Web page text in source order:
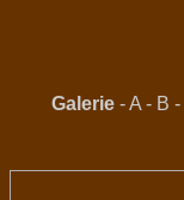
Galerie -A - B -